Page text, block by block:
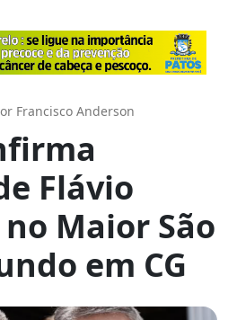
Francisco Anderson
Flávio
Maior São
em CG